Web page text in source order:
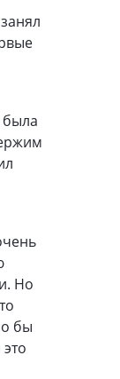
была
Но
бы